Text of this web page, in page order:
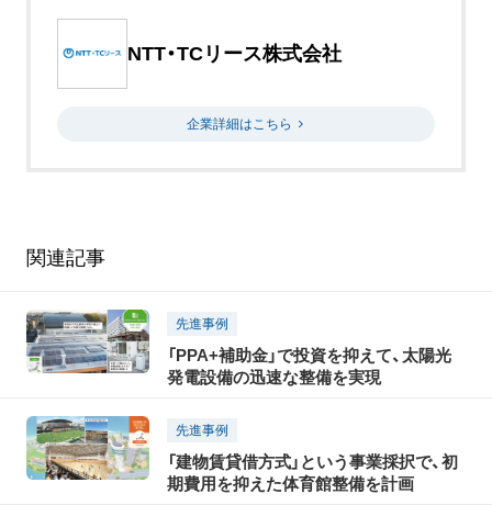
NTT・TCリース株式会社
企業詳細はこちら
関連記事
先進事例
「PPA+補助金」で投資を抑えて、太陽光
発電設備の迅速な整備を実現
先進事例
「建物賃貸借方式」という事業採択で、初
期費用を抑えた体育館整備を計画